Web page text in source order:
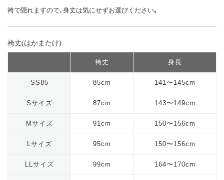
袴で隠れますので､身丈は気にせずお選びください｡
袴丈(はかまたけ)
袴丈 身長
SS85 85cm 141〜145cm
Sサイズ 87cm 143〜149cm
Mサイズ 91cm 150〜156cm
Lサイズ 95cm 150〜156cm
LLサイズ 99cm 164〜170cm